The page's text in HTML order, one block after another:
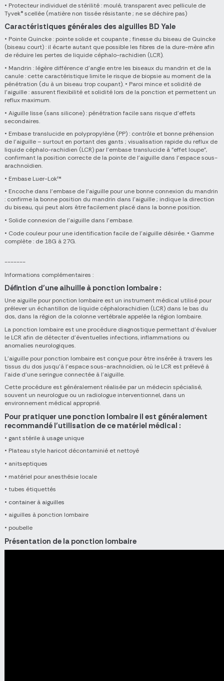
• Protecteur individuel de stérilité : moulé, transparent avec pellicule de
Tyvek® scellée (matière non tissée résistante ; ne se déchire pas)
Caractéristiques générales des aiguilles BD Yale
• Pointe Quincke : pointe solide et coupante ; finesse du biseau de Quincke
(biseau court) : il écarte autant que possible les fibres de la dure-mère afin
de réduire les pertes de liquide céphalo-rachidien (LCR).
• Mandrin : légère différence d’angle entre les biseaux du mandrin et de la
canule : cette caractéristique limite le risque de biopsie au moment de la
pénétration (du à un biseau trop coupant). • Paroi mince et solidité de
l’aiguille : assurent flexibilité et solidité lors de la ponction et permettent un
reflux maximum.
• Aiguille lisse (sans silicone) : pénétration facile sans risque d’effets
secondaires.
• Embase translucide en polypropylène (PP) : contrôle et bonne préhension
de l’aiguille – surtout en portant des gants ; visualisation rapide du reflux de
liquide céphalo-rachidien (LCR) par l’embase translucide à "effet loupe",
confirmant la position correcte de la pointe de l’aiguille dans l’espace sous-
arachnoïdien.
• Embase Luer-Lok™
• Encoche dans l’embase de l’aiguille pour une bonne connexion du mandrin
: confirme la bonne position du mandrin dans l’aiguille ; indique la direction
du biseau, qui peut alors être facilement placé dans la bonne position.
• Solide connexion de l’aiguille dans l’embase.
• Code couleur pour une identification facile de l’aiguille désirée. • Gamme
complète : de 18G à 27G.
-------
Informations complémentaires :
Défintion d'une aihuille à ponction lombaire :
Une aiguille pour ponction lombaire est un instrument médical utilisé pour
prélever un échantillon de liquide céphalorachidien (LCR) dans le bas du
dos, dans la région de la colonne vertébrale appelée la région lombaire.
La ponction lombaire est une procédure diagnostique permettant d'évaluer
le LCR afin de détecter d'éventuelles infections, inflammations ou
anomalies neurologiques.
L'aiguille pour ponction lombaire est conçue pour être insérée à travers les
tissus du dos jusqu'à l'espace sous-arachnoïdien, où le LCR est prélevé à
l'aide d'une seringue connectée à l'aiguille.
Cette procédure est généralement réalisée par un médecin spécialisé,
souvent un neurologue ou un radiologue interventionnel, dans un
environnement médical approprié.
Pour pratiquer une ponction lombaire il est généralement
recommandé l'utilisation de ce matériel médical :
• gant stérile à usage unique
• Plateau style haricot décontaminié et nettoyé
• anitseptiques
• matériel pour anesthésie locale
• tubes étiquettés
• container à aiguilles
• aiguilles à ponction lombaire
• poubelle
Présentation de la ponction lombaire